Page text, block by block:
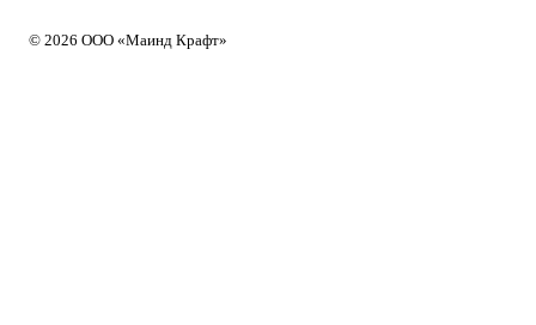
© 2026 ООО «Маинд Крафт»